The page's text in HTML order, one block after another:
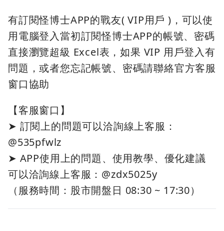
有訂閱怪博士APP的戰友( VIP用戶 )，可以使
用電腦登入當初訂閱怪博士APP的帳號、密碼
直接瀏覽超級 Excel表，如果 VIP 用戶登入有
問題，或者您忘記帳號、密碼請聯絡官方客服
窗口協助
【客服窗口】
➤ 訂閱上的問題可以洽詢線上客服：
@535pfwlz
➤ APP使用上的問題、使用教學、優化建議
可以洽詢線上客服：@zdx5025y
（服務時間：股市開盤日 08:30 ~ 17:30）